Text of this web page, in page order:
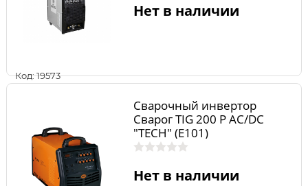
Код: 19573
Нет в наличии
Сварочный инвертор
Сварог TIG 200 P AC/DC
"TECH" (E101)
Нет в наличии